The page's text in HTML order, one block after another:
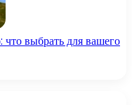
выбрать для вашего